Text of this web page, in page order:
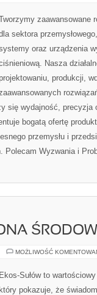
zaawansowane
sektora
oraz urządzenia
Nasza
produkcji,
się wydajność, precyzja
bogatą ofertę
przemysłu i
Polecam Wyzwania i
MOŻLIWOŚĆ
Ekos-Sułów to
który pokazuje, że